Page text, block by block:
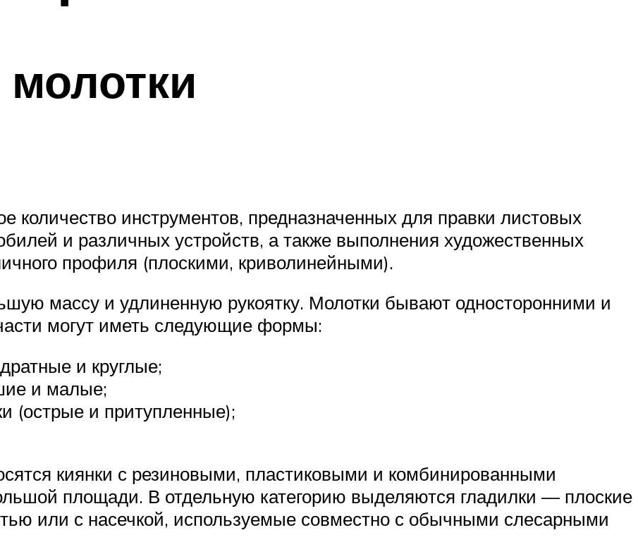
количество инструментов, предназначенных для правки листовых
и различных устройств, а также выполнения художественных
профиля (плоскими, криволинейными).
массу и удлиненную рукоятку. Молотки бывают односторонними и
могут иметь следующие формы:
и круглые;
и малые;
(острые и притупленные);
киянки с резиновыми, пластиковыми и комбинированными
площади. В отдельную категорию выделяются гладилки — плоские
или с насечкой, используемые совместно с обычными слесарными